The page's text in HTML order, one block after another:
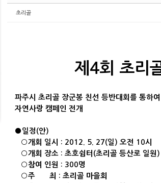
초리골
제4회 초리
파주시 초리골 장군봉 친선 등반대회를 통하
자연사랑 캠페인 전개
●일정(안)
○개회 일시 : 2012. 5. 27(일) 오전 10시
○개회 장소 : 초호쉼터(초리골 등산로 일원)
○참여 인원 : 300명
○주 최 : 초리골 마을회